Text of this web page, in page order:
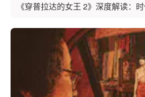
《穿普拉达的女王 2》深度解读：